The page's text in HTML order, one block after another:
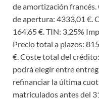
de amortización
de apertura: 4333,01 €.
164,65 €. TIN: 3,25%
Precio total a plazos:
€. Coste total del
podrá elegir entre
refinanciar la última
matriculados antes del